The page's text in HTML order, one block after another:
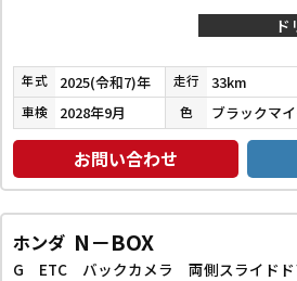
ド
年式 2025(令和7)年 走行 33km
車検 2028年9月 色
お問い合わせ
ホンダ N－BOX